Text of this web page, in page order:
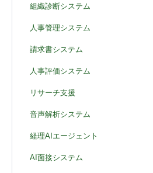
組織診断システム
人事管理システム
請求書システム
人事評価システム
リサーチ支援
音声解析システム
経理AIエージェント
AI面接システム